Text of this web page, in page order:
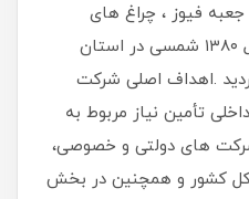
فیوز ، چراغ های
دیواری و سقفی و…..) در سال ۱۳۸۰ شمسی در استان
.اهداف اصلی شرکت
تأمین نیاز مربوط به
های دولتی و خصوصی،
کشور و همچنین در بخش